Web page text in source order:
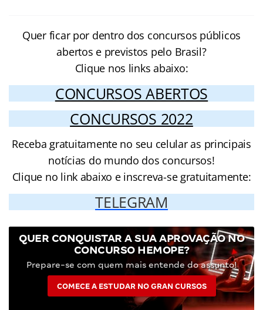
Quer ficar por dentro dos concursos públicos
abertos e previstos pelo Brasil?
Clique nos links abaixo:
CONCURSOS ABERTOS
CONCURSOS 2022
Receba gratuitamente no seu celular as principais
notícias do mundo dos concursos!
Clique no link abaixo e inscreva-se gratuitamente:
TELEGRAM
QUER CONQUISTAR A SUA APROVAÇÃO NO
CONCURSO HEMOPE?
Prepare-se com quem mais entende do assunto!
COMECE A ESTUDAR NO GRAN CURSOS